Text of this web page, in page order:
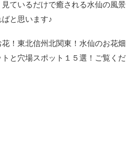
ているだけで癒される水仙の風景
と思います♪
！東北信州北関東！水仙のお花畑
と穴場スポット１５選！ご覧くだ